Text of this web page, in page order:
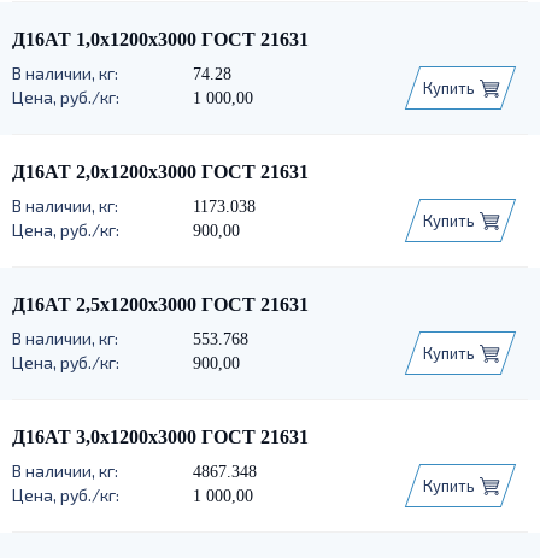
Д16АТ 1,0х1200х3000 ГОСТ 21631
74.28
1 000,00
Купить
Д16АТ 2,0х1200х3000 ГОСТ 21631
1173.038
900,00
Купить
Д16АТ 2,5х1200х3000 ГОСТ 21631
553.768
900,00
Купить
Д16АТ 3,0х1200х3000 ГОСТ 21631
4867.348
1 000,00
Купить